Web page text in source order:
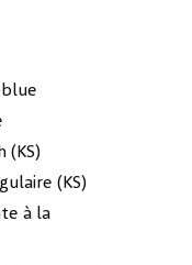
(KS)
(KS)
à la